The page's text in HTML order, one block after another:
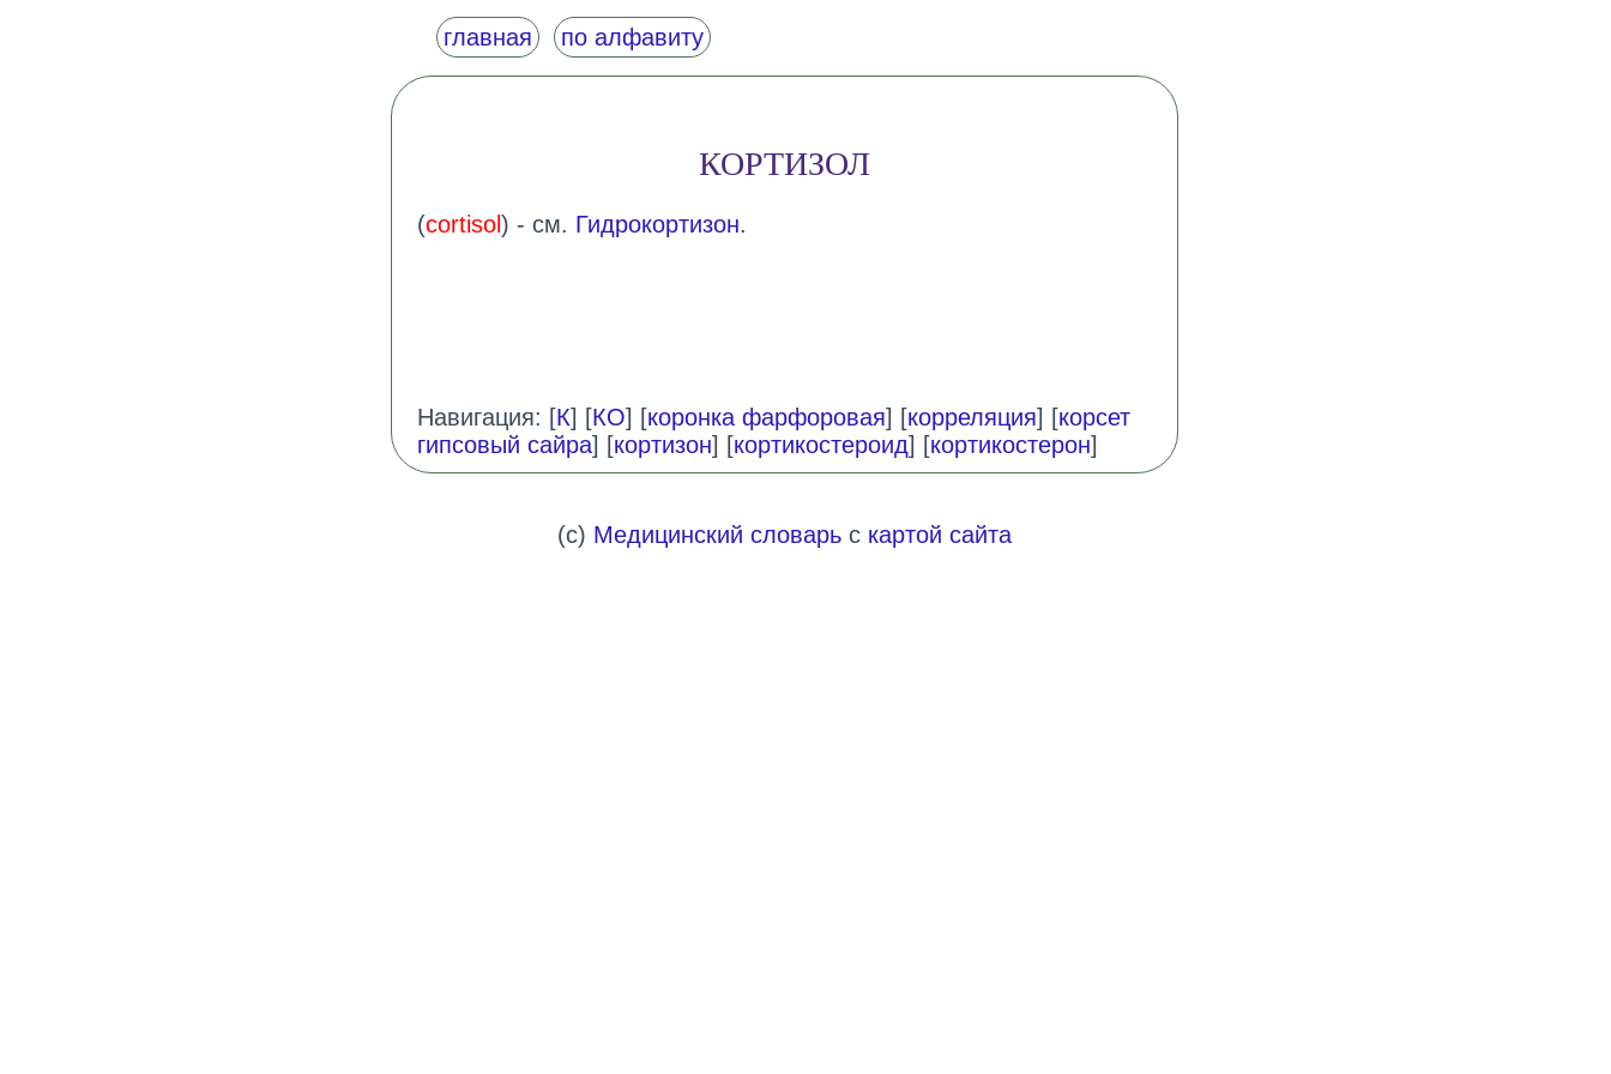
главная по алфавиту
КОРТИЗОЛ
(cortisol) - см. Гидрокортизон.
Навигация: [К] [КО] [коронка фарфоровая] [корреляция] [корсет
гипсовый сайра] [кортизон] [кортикостероид] [кортикостерон]
(c) Медицинский словарьс картой сайта